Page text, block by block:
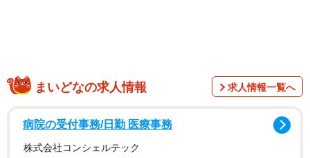
▽ 冷蔵保存
でよく拭き取る。保存容器にキッチンペーパーを敷いて水
菜を並べ、さらにペーパーをかぶせて蓋をすると約10日保
まいどなの求人情報 求人情報一覧へ
病院の受付事務/日勤 医療事務
株式会社コンシェルテック